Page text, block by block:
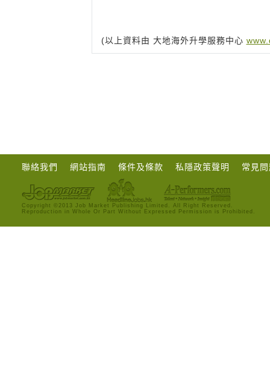
(以上資料由 大地海外升學服務中心
聯絡我們 網站指南 條件及條款 私隱政策聲明 常見
Copyright ©2013 Job Market Publishing Limited. All Right Reserved.
Reproduction in Whole Or Part Without Expressed Permission is Prohibited.